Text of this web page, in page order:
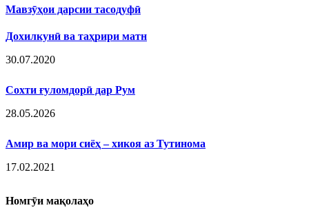
Мавзӯҳои дарсии тасодуфӣ
Дохилкунӣ ва таҳрири матн
30.07.2020
Сохти ғуломдорӣ дар Рум
28.05.2026
Амир ва мори сиёҳ – хикоя аз Тутинома
17.02.2021
Номгӯи мақолаҳо